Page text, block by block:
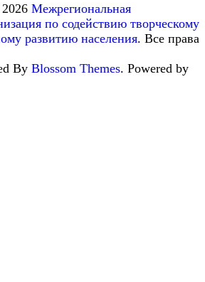
Межрегиональная
по содействию творческому
развитию населения. Все права
By Blossom Themes. Powered by